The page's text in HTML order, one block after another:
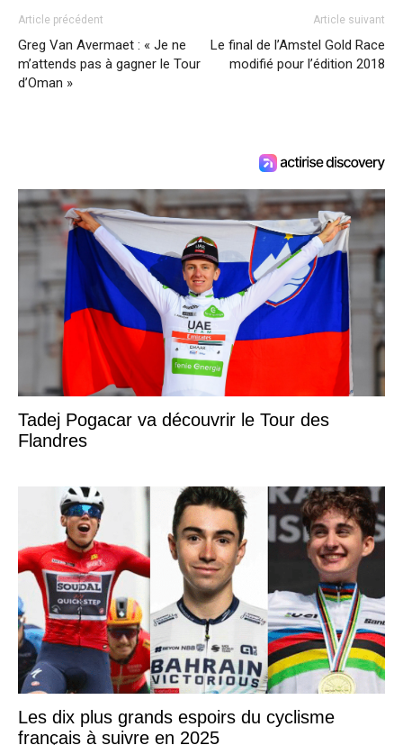
Article précédent
Greg Van Avermaet : « Je ne
m’attends pas à gagner le Tour
d’Oman »
Article suivant
Le final de l’Amstel Gold Race
modifié pour l’édition 2018
Tadej Pogacar va découvrir le Tour des
Flandres
Les dix plus grands espoirs du cyclisme
français à suivre en 2025